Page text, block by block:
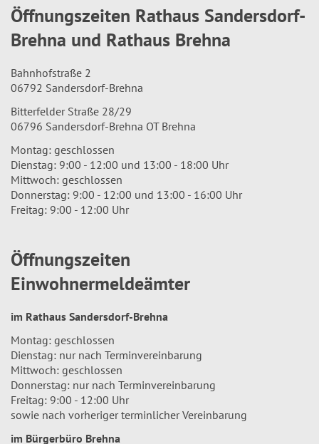
Öffnungszeiten Rathaus Sandersdorf-
Brehna und Rathaus Brehna
Bahnhofstraße 2
06792 Sandersdorf-Brehna
Bitterfelder Straße 28/29
06796 Sandersdorf-Brehna OT Brehna
Montag: geschlossen
Dienstag: 9:00 - 12:00 und 13:00 - 18:00 Uhr
Mittwoch: geschlossen
Donnerstag: 9:00 - 12:00 und 13:00 - 16:00 Uhr
Freitag: 9:00 - 12:00 Uhr
Öffnungszeiten
Einwohnermeldeämter
im Rathaus Sandersdorf-Brehna
Montag: geschlossen
Dienstag: nur nach Terminvereinbarung
Mittwoch: geschlossen
Donnerstag: nur nach Terminvereinbarung
Freitag: 9:00 - 12:00 Uhr
sowie nach vorheriger terminlicher Vereinbarung
im Bürgerbüro Brehna